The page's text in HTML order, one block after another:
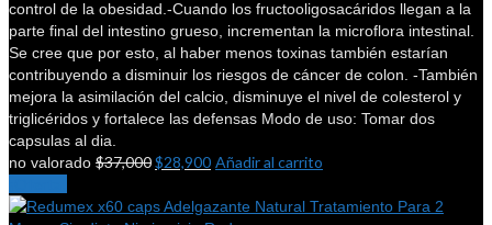
control de la obesidad.-Cuando los fructooligosacáridos llegan a la
parte final del intestino grueso, incrementan la microflora intestinal.
Se cree que por esto, al haber menos toxinas también estarían
contribuyendo a disminuir los riesgos de cáncer de colon. -También
mejora la asimilación del calcio, disminuye el nivel de colesterol y
triglicéridos y fortalece las defensas Modo de uso: Tomar dos
capsulas al dia.
no valorado $37,000$28,900 Añadir al carrito